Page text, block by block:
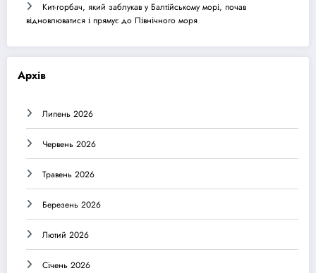
Кит-горбач, який заблукав у Балтійському морі, почав
відновлюватися і прямує до Північного моря
Архів
Липень 2026
Червень 2026
Травень 2026
Березень 2026
Лютий 2026
Січень 2026